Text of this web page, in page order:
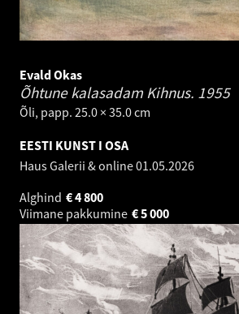
Evald Okas
Õhtune kalasadam Kihnus. 1955
Õli, papp. 25.0 × 35.0 cm
EESTI KUNST I OSA
Haus Galerii & online01.05.2026
Alghind
4 800
€
Viimane pakkumine
5 000
€